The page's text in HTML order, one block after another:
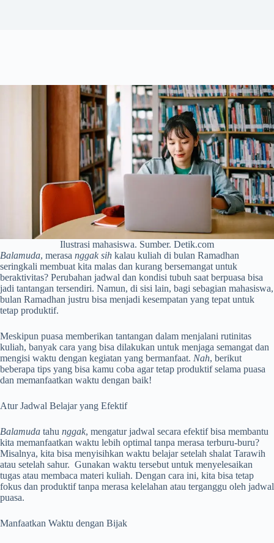
Ilustrasi mahasiswa. Sumber. Detik.com
Balamuda, merasa nggak sih kalau kuliah di bulan Ramadhan
seringkali membuat kita malas dan kurang bersemangat untuk
beraktivitas? Perubahan jadwal dan kondisi tubuh saat berpuasa bisa
jadi tantangan tersendiri. Namun, di sisi lain, bagi sebagian mahasiswa,
bulan Ramadhan justru bisa menjadi kesempatan yang tepat untuk
tetap produktif.
Meskipun puasa memberikan tantangan dalam menjalani rutinitas
kuliah, banyak cara yang bisa dilakukan untuk menjaga semangat dan
mengisi waktu dengan kegiatan yang bermanfaat. Nah, berikut
beberapa tips yang bisa kamu coba agar tetap produktif selama puasa
dan memanfaatkan waktu dengan baik!
Atur Jadwal Belajar yang Efektif
Balamuda tahu nggak, mengatur jadwal secara efektif bisa membantu
kita memanfaatkan waktu lebih optimal tanpa merasa terburu-buru?
Misalnya, kita bisa menyisihkan waktu belajar setelah shalat Tarawih
atau setelah sahur. Gunakan waktu tersebut untuk menyelesaikan
tugas atau membaca materi kuliah. Dengan cara ini, kita bisa tetap
fokus dan produktif tanpa merasa kelelahan atau terganggu oleh jadwal
puasa.
Manfaatkan Waktu dengan Bijak